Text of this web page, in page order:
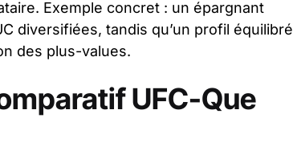
Exemple concret : un épargnant
diversifiées, tandis qu’un profil équilibré
des plus-values.
UFC-Que